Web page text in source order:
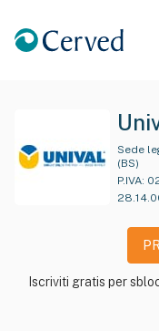
Sede
(BS)
P.IVA:
Iscriviti gratis per